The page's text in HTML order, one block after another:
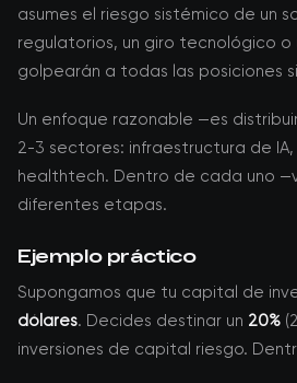
asumes el riesgo sistémico de un
regulatorios, un giro tecnológico o
golpearán a todas las posiciones
Un enfoque razonable —es
2-3 sectores: infraestructura de
healthtech. Dentro de cada uno
diferentes etapas.
Ejemplo práctico
Supongamos que tu capital de
dólares. Decides destinar un 20%
inversiones de capital riesgo.